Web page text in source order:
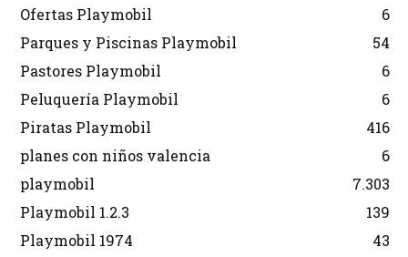
Ofertas Playmobil
6
Parques y Piscinas Playmobil
54
Pastores Playmobil
6
Peluquería Playmobil
6
Piratas Playmobil
416
planes con niños valencia
6
playmobil
7.303
Playmobil 1.2.3
139
Playmobil 1974
43